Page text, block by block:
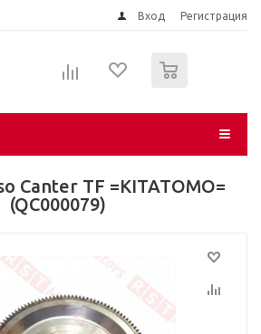
Вход Регистрация
Canter TF =KITATOMO=
(QC000079)